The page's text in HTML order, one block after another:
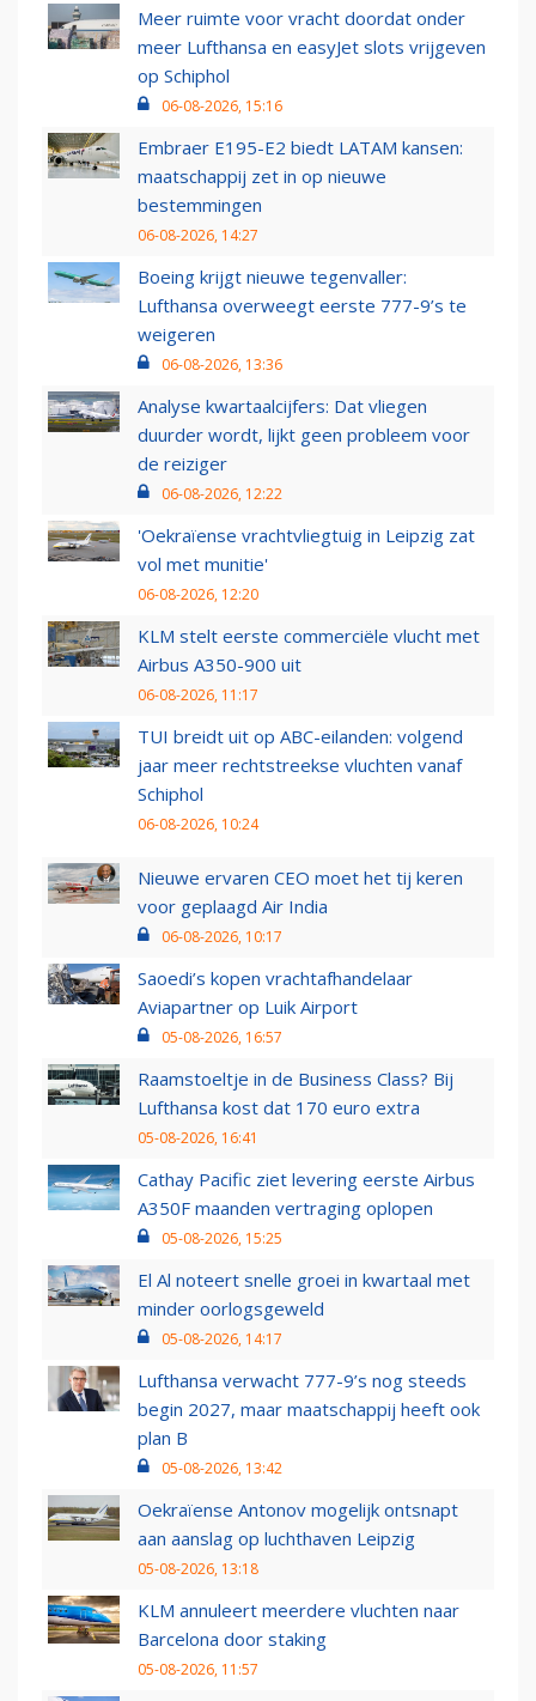
Meer ruimte voor vracht doordat onder
meer Lufthansa en easyJet slots vrijgeven
op Schiphol
06-08-2026, 15:16
Embraer E195-E2 biedt LATAM kansen:
maatschappij zet in op nieuwe
bestemmingen
06-08-2026, 14:27
Boeing krijgt nieuwe tegenvaller:
Lufthansa overweegt eerste 777-9’s te
weigeren
06-08-2026, 13:36
Analyse kwartaalcijfers: Dat vliegen
duurder wordt, lijkt geen probleem voor
de reiziger
06-08-2026, 12:22
'Oekraïense vrachtvliegtuig in Leipzig zat
vol met munitie'
06-08-2026, 12:20
KLM stelt eerste commerciële vlucht met
Airbus A350-900 uit
06-08-2026, 11:17
TUI breidt uit op ABC-eilanden: volgend
jaar meer rechtstreekse vluchten vanaf
Schiphol
06-08-2026, 10:24
Nieuwe ervaren CEO moet het tij keren
voor geplaagd Air India
06-08-2026, 10:17
Saoedi’s kopen vrachtafhandelaar
Aviapartner op Luik Airport
05-08-2026, 16:57
Raamstoeltje in de Business Class? Bij
Lufthansa kost dat 170 euro extra
05-08-2026, 16:41
Cathay Pacific ziet levering eerste Airbus
A350F maanden vertraging oplopen
05-08-2026, 15:25
El Al noteert snelle groei in kwartaal met
minder oorlogsgeweld
05-08-2026, 14:17
Lufthansa verwacht 777-9’s nog steeds
begin 2027, maar maatschappij heeft ook
plan B
05-08-2026, 13:42
Oekraïense Antonov mogelijk ontsnapt
aan aanslag op luchthaven Leipzig
05-08-2026, 13:18
KLM annuleert meerdere vluchten naar
Barcelona door staking
05-08-2026, 11:57